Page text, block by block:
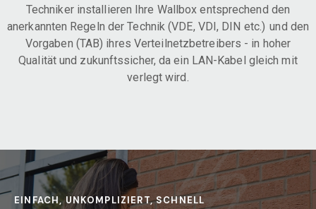
Techniker installieren Ihre Wallbox entsprechend den
anerkannten Regeln der Technik (VDE, VDI, DIN etc.) und den
Vorgaben (TAB) ihres Verteilnetzbetreibers - in hoher
Qualität und zukunftssicher, da ein LAN-Kabel gleich mit
verlegt wird.
EINFACH, UNKOMPLIZIERT, SCHNELL